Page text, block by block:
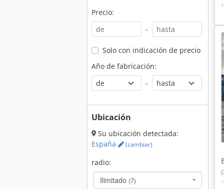
Precio:
-
Solo con indicación de precio
Año de fabricación:
-
Ubicación
Su ubicación detectada:
España
(cambiar)
radio:
Ilimitado (7)